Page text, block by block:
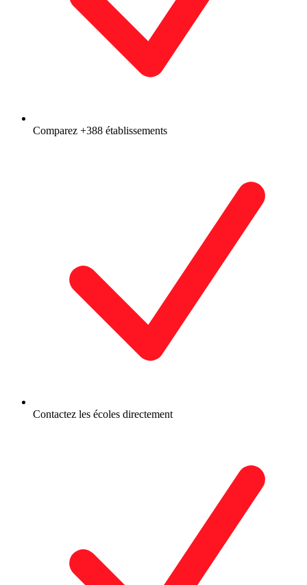
Comparez +388 établissements
Contactez les écoles directement